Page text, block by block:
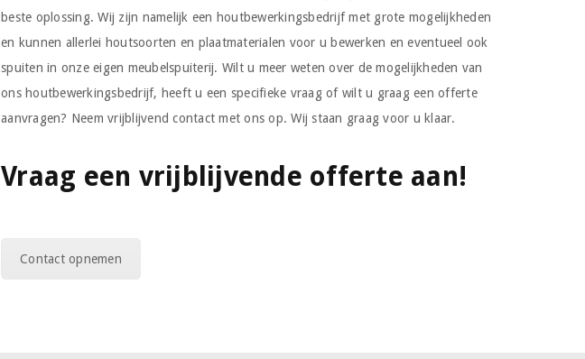
beste oplossing. Wij zijn namelijk een houtbewerkingsbedrijf met grote mogelijkheden
en kunnen allerlei houtsoorten en plaatmaterialen voor u bewerken en eventueel ook
spuiten in onze eigen meubelspuiterij. Wilt u meer weten over de mogelijkheden van
ons houtbewerkingsbedrijf, heeft u een specifieke vraag of wilt u graag een offerte
aanvragen? Neem vrijblijvend contact met ons op. Wij staan graag voor u klaar.
Vraag een vrijblijvende offerte aan!
Contact opnemen